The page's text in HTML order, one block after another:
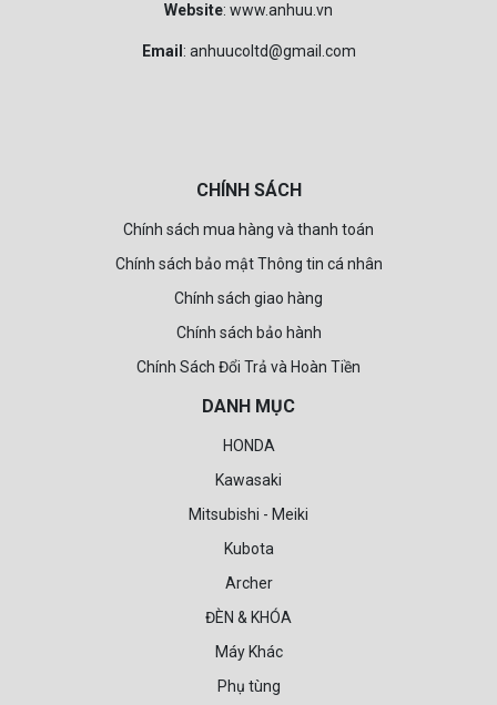
Website: www.anhuu.vn
Email : anhuucoltd@gmail.com
CHÍNH SÁCH
Chính sách mua hàng và thanh toán
Chính sách bảo mật Thông tin cá nhân
Chính sách giao hàng
Chính sách bảo hành
Chính Sách Đổi Trả và Hoàn Tiền
DANH MỤC
HONDA
Kawasaki
Mitsubishi - Meiki
Kubota
Archer
ĐÈN & KHÓA
Máy Khác
Phụ tùng